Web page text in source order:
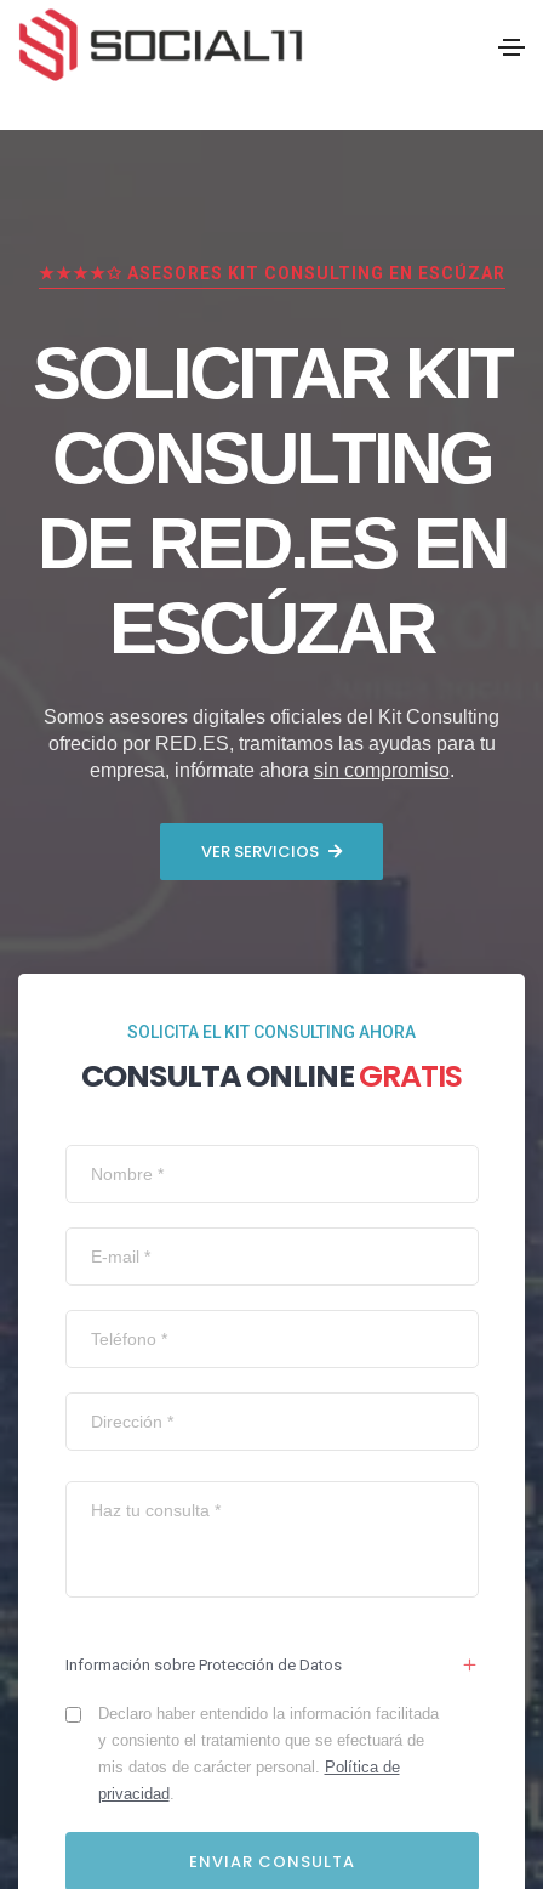
★★★★✩ ASESORES KIT CONSULTING EN ESCÚZAR
SOLICITAR KIT
CONSULTING
DE RED.ES EN
ESCÚZAR
Somos asesores digitales oficiales del Kit Consulting
ofrecido por RED.ES, tramitamos las ayudas para tu
empresa, infórmate ahora sin compromiso.
VER SERVICIOS
SOLICITA EL KIT CONSULTING AHORA
CONSULTA ONLINEGRATIS
Información sobre Protección de Datos
Declaro haber entendido la información facilitada
y consiento el tratamiento que se efectuará de
mis datos de carácter personal. Política de
privacidad.